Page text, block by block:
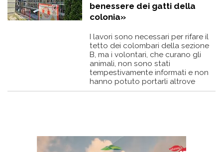
benessere dei gatti della
colonia»
I lavori sono necessari per rifare il
tetto dei colombari della sezione
B, ma i volontari, che curano gli
animali, non sono stati
tempestivamente informati e non
hanno potuto portarli altrove